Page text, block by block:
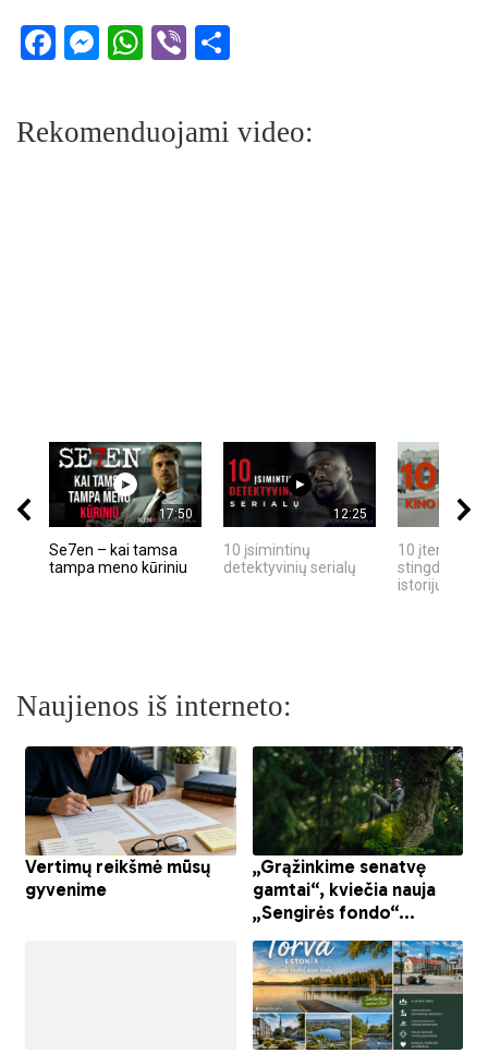
Facebook
Messenger
WhatsApp
Viber
Rekomenduojami video:
17:50
Se7en – kai tamsa
tampa meno kūriniu
12:25
10 įsimintinų
detektyvinių serialų
10 įtemptų,
stingdančių
istorijų
Naujienos iš interneto: